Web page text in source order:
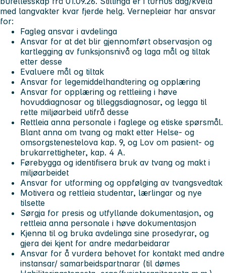
med langvakter kvar fjerde helg. Vernepleiar har ansvar
for:
Fagleg ansvar i avdelinga
Ansvar for at det blir gjennomført observasjon og
kartlegging av funksjonsnivå og laga mål og tiltak
etter desse
Evaluere mål og tiltak
Ansvar for legemiddelhandtering og opplæring
Ansvar for opplæring og rettleiing i høve
hovuddiagnosar og tilleggsdiagnosar, og legga til
rette miljøarbeid utifrå desse
Rettleia anna personale i faglege og etiske spørsmål.
Blant anna om tvang og makt etter Helse- og
omsorgstenestelova kap. 9, og Lov om pasient- og
brukarrettigheter, kap. 4 A.
Førebygga og identifisera bruk av tvang og makt i
miljøarbeidet
Ansvar for utforming og oppfølging av tvangsvedtak
Motivera og rettleia studentar, lærlingar og nye
tilsette
Sørgja for presis og utfyllande dokumentasjon, og
rettleia anna personale i høve dokumentasjon
Kjenna til og bruka avdelinga sine prosedyrar, og
gjera dei kjent for andre medarbeidarar
Ansvar for å vurdera behovet for kontakt med andre
instansar/ samarbeidspartnarar (til dømes